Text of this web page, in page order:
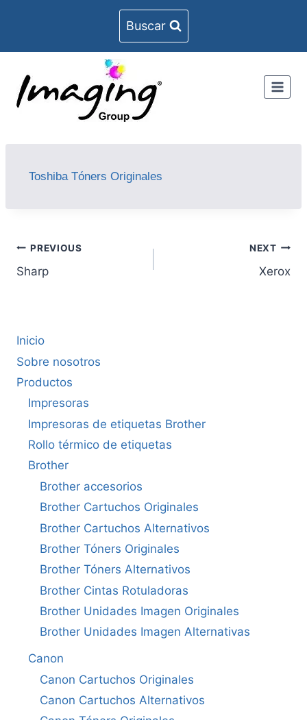
Buscar
Toshiba Tóners Originales
PREVIOUS
Sharp
NEXT
Xerox
Inicio
Sobre nosotros
Productos
Impresoras
Impresoras de etiquetas Brother
Rollo térmico de etiquetas
Brother
Brother accesorios
Brother Cartuchos Originales
Brother Cartuchos Alternativos
Brother Tóners Originales
Brother Tóners Alternativos
Brother Cintas Rotuladoras
Brother Unidades Imagen Originales
Brother Unidades Imagen Alternativas
Canon
Canon Cartuchos Originales
Canon Cartuchos Alternativos